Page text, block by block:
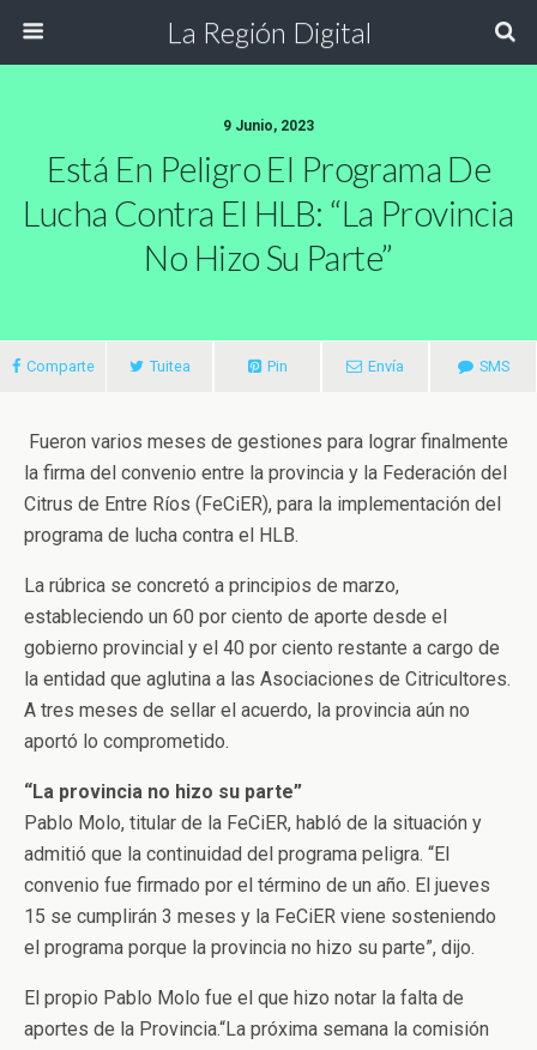
La Región Digital
9 Junio, 2023
Está En Peligro El Programa De
Lucha Contra El HLB: “La Provincia
No Hizo Su Parte”
Comparte Tuitea Pin Envía SMS
Fueron varios meses de gestiones para lograr finalmente
la firma del convenio entre la provincia y la Federación del
Citrus de Entre Ríos (FeCiER), para la implementación del
programa de lucha contra el HLB.
La rúbrica se concretó a principios de marzo,
estableciendo un 60 por ciento de aporte desde el
gobierno provincial y el 40 por ciento restante a cargo de
la entidad que aglutina a las Asociaciones de Citricultores.
A tres meses de sellar el acuerdo, la provincia aún no
aportó lo comprometido.
“La provincia no hizo su parte”
Pablo Molo, titular de la FeCiER, habló de la situación y
admitió que la continuidad del programa peligra. “El
convenio fue firmado por el término de un año. El jueves
15 se cumplirán 3 meses y la FeCiER viene sosteniendo
el programa porque la provincia no hizo su parte”, dijo.
El propio Pablo Molo fue el que hizo notar la falta de
aportes de la Provincia.“La próxima semana la comisión